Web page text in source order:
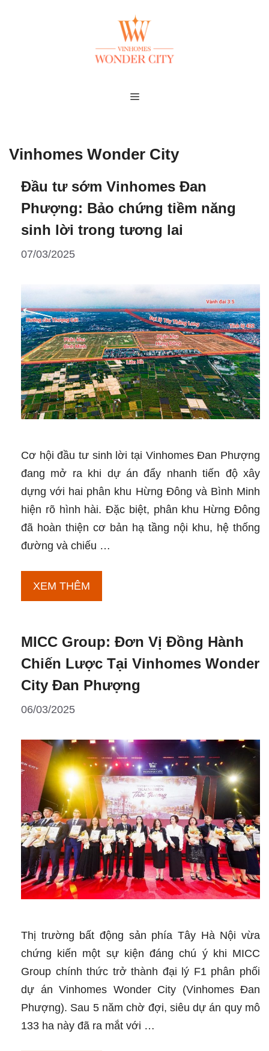
MENU
Vinhomes Wonder City
Đầu tư sớm Vinhomes Đan
Phượng: Bảo chứng tiềm năng
sinh lời trong tương lai
07/03/2025
Cơ hội đầu tư sinh lời tại Vinhomes Đan Phượng
đang mở ra khi dự án đẩy nhanh tiến độ xây
dựng với hai phân khu Hừng Đông và Bình Minh
hiện rõ hình hài. Đặc biệt, phân khu Hừng Đông
đã hoàn thiện cơ bản hạ tầng nội khu, hệ thống
đường và chiếu …
XEM THÊM
tư
Vinhomes
Đan
Phượng:
Bảo
năng
sinh
lời
trong
tương
lai
MICC Group: Đơn Vị Đồng Hành
Chiến Lược Tại Vinhomes Wonder
City Đan Phượng
06/03/2025
Thị trường bất động sản phía Tây Hà Nội vừa
chứng kiến một sự kiện đáng chú ý khi MICC
Group chính thức trở thành đại lý F1 phân phối
dự án Vinhomes Wonder City (Vinhomes Đan
Phượng). Sau 5 năm chờ đợi, siêu dự án quy mô
133 ha này đã ra mắt với …